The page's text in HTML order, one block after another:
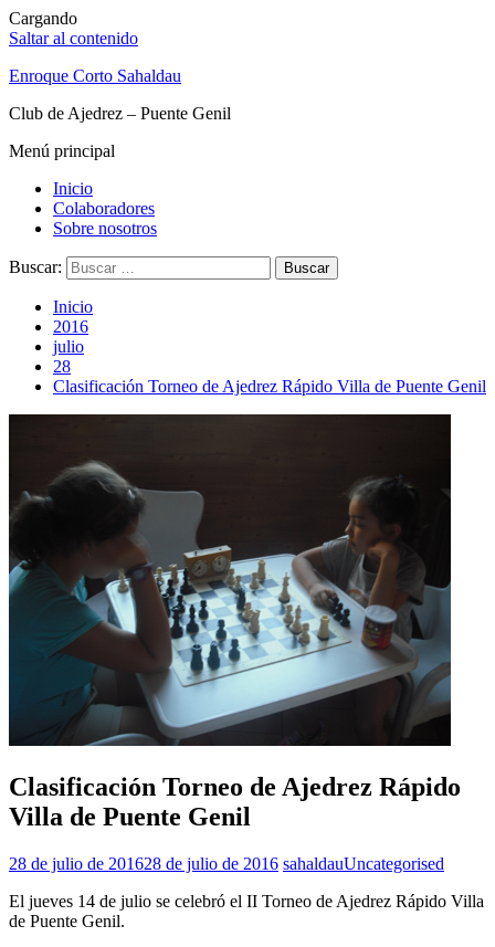
Cargando
Saltar al contenido
Enroque Corto Sahaldau
Club de Ajedrez – Puente Genil
Menú principal
Inicio
Colaboradores
Sobre nosotros
Buscar:
Inicio
2016
julio
28
Clasificación Torneo de Ajedrez Rápido Villa de Puente Genil
Clasificación Torneo de Ajedrez Rápido
Villa de Puente Genil
28 de julio de 201628 de julio de 2016 sahaldauUncategorised
El jueves 14 de julio se celebró el II Torneo de Ajedrez Rápido Villa
de Puente Genil.